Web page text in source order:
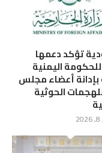
تؤكد دعمها
للحكومة اليمنية
أعضاء مجلس
الحوثية